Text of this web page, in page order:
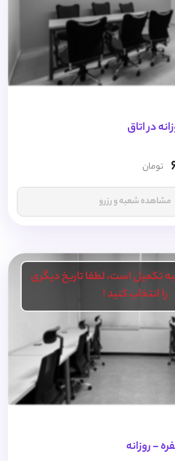
در اتاق
تومان
مشاهده شعبه و رزرو
تکمیل است، لطفا تاریخ دیگری
را انتخاب کنید !